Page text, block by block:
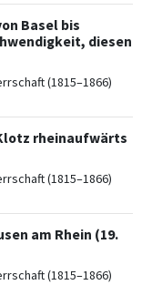
Basel bis
diesen
(1815–1866)
rheinaufwärts
(1815–1866)
am Rhein (19.
(1815–1866)